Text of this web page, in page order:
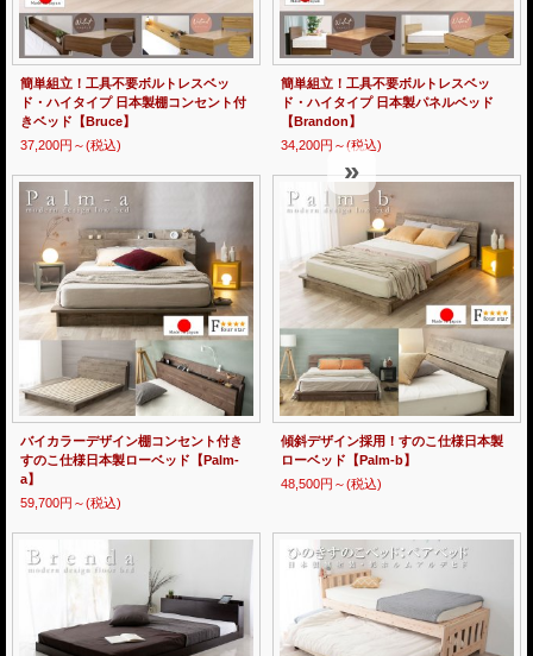
»
簡単組立！工具不要ボルトレスベッ
ド・ハイタイプ 日本製棚コンセント付
きベッド【Bruce】
37,200円～(税込)
簡単組立！工具不要ボルトレスベッ
ド・ハイタイプ 日本製パネルベッド
【Brandon】
34,200円～(税込)
バイカラーデザイン棚コンセント付き
すのこ仕様日本製ローベッド【Palm-
a】
59,700円～(税込)
傾斜デザイン採用！すのこ仕様日本製
ローベッド【Palm-b】
48,500円～(税込)
»